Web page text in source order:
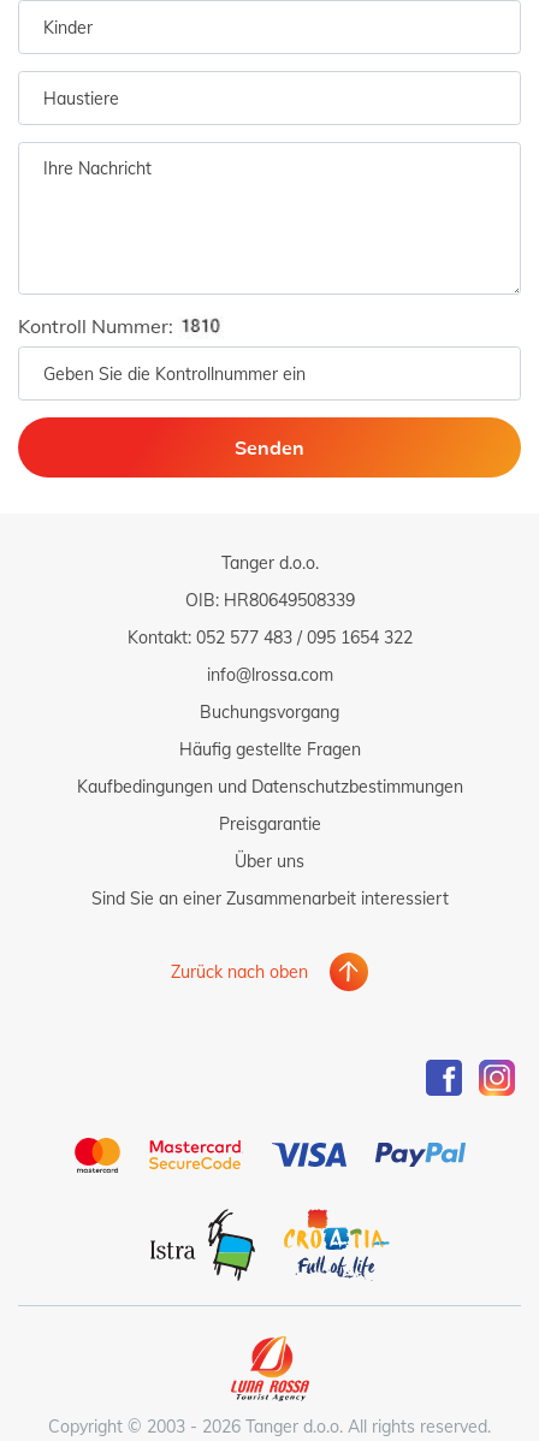
Kontroll Nummer:
Senden
Tanger d.o.o.
OIB: HR80649508339
Kontakt: 052 577 483/095 1654 322
info@lrossa.com
Buchungsvorgang
Häufig gestellte Fragen
Kaufbedingungen und Datenschutzbestimmungen
Preisgarantie
Über uns
Sind Sie an einer Zusammenarbeit interessiert
Zurück nach oben
Copyright © 2003 - 2026 Tanger d.o.o. All rights reserved.